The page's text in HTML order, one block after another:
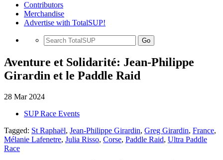
Contributors
Merchandise
Advertise with TotalSUP!
Go
Aventure et Solidarité: Jean-Philippe
Girardin et le Paddle Raid
28 Mar 2024
SUP Race Events
Tagged: St Raphaël, Jean-Philippe Girardin, Greg Girardin, France,
Mélanie Lafenetre, Julia Risso, Corse, Paddle Raid, Ultra Paddle
Race